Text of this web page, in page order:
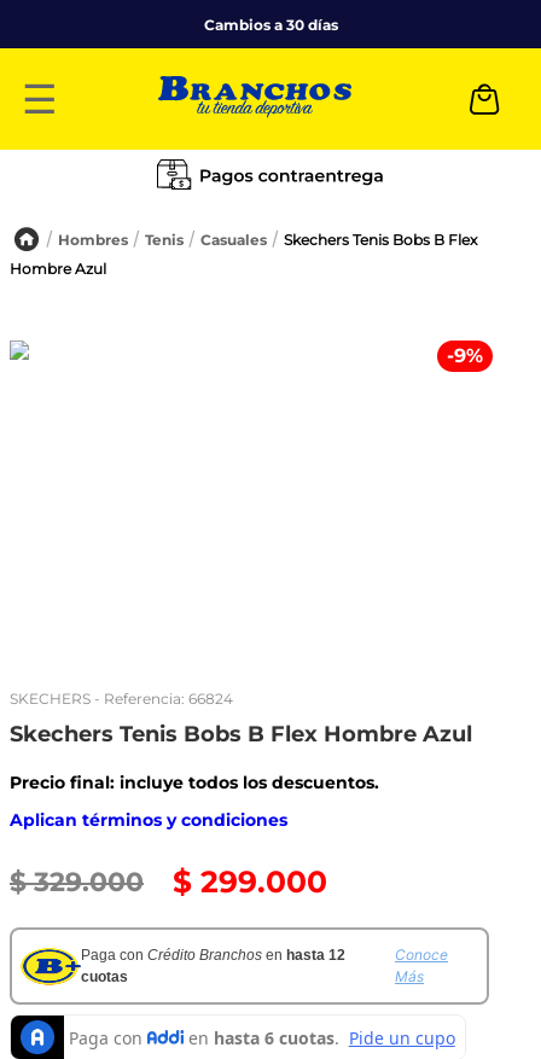
Cambios a 30 días
☰
Hombres Tenis Casuales
Skechers Tenis Bobs B Flex
Hombre Azul
-9%
SKECHERS - Referencia: 66824
Skechers Tenis Bobs B Flex Hombre Azul
Precio final: incluye todos los descuentos.
Aplican términos y condiciones
$ 329.000 $ 299.000
Paga con Crédito Branchos en hasta 12
cuotas
Conoce
Más